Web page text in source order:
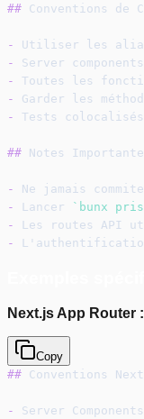
## Conventions de
-
Utiliser les alias
-
Server
-
Toutes les
-
Garder les
-
Tests colocalisés
## Notes
-
Ne jamais
-
Lancer `bunx
-
Les routes API
-
Next.js App Router :
Copy
## Conventions
-
Server